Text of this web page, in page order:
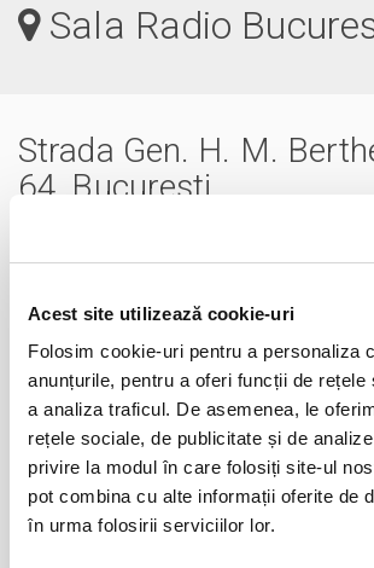
Acest site utilizează cookie-uri
Folosim cookie-uri pentru a personaliza
anunțurile, pentru a oferi funcții de rețele
a analiza traficul. De asemenea, le
rețele sociale, de publicitate și de
privire la modul în care folosiți site-ul
pot combina cu alte informații oferite de
în urma folosirii serviciilor lor.
Sala Radio
Strada Gen. H. M.
64, Bucuresti